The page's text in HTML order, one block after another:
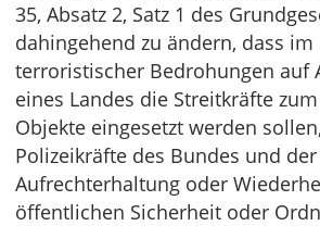
35, Absatz 2, Satz 1 des
dahingehend zu ändern, dass im
terroristischer Bedrohungen auf
eines Landes die Streitkräfte
Objekte eingesetzt werden
Polizeikräfte des Bundes und
Aufrechterhaltung oder
öffentlichen Sicherheit oder